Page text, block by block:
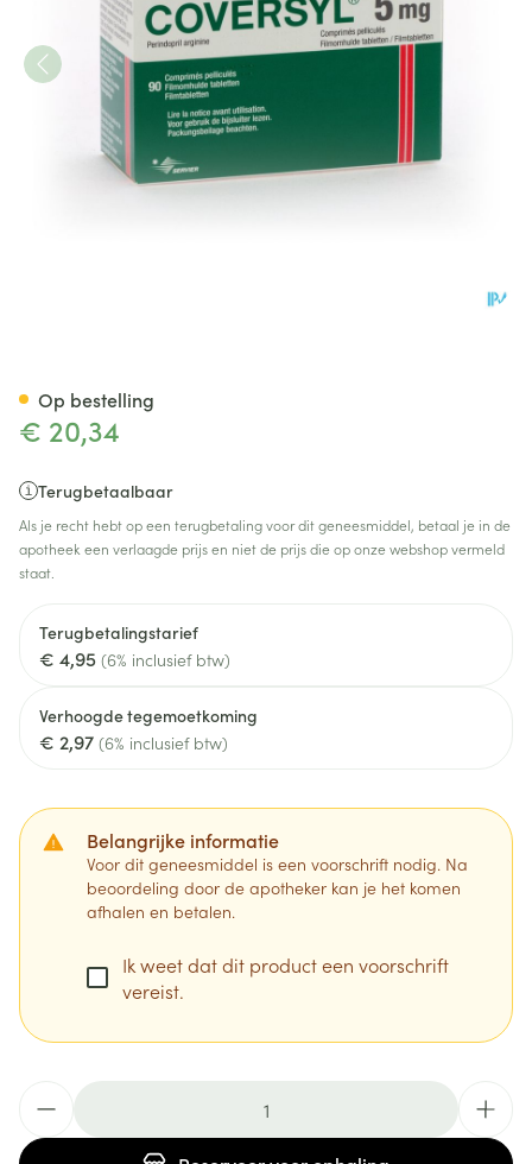
€ 20,34
Terugbetaalbaar
Als je recht hebt op een terugbetaling voor dit geneesmiddel, betaal je in de
apotheek een verlaagde prijs en niet de prijs die op onze webshop vermeld
staat.
Terugbetalingstarief
€ 4,95 (6% inclusief btw)
Verhoogde tegemoetkoming
€ 2,97 (6% inclusief btw)
Belangrijke informatie
Voor dit geneesmiddel is een voorschrift nodig. Na
beoordeling door de apotheker kan je het komen
afhalen en betalen.
Ik weet dat dit product een voorschrift
vereist.
Op bestelling